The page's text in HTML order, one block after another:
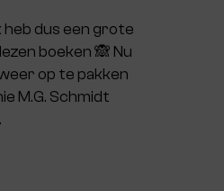
heb dus een grote
boeken 🙈 Nu
op te pakken
M.G. Schmidt